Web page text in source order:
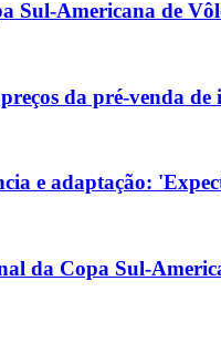
Sul-Americana de
da pré-venda de
e adaptação:
da Copa Sul-